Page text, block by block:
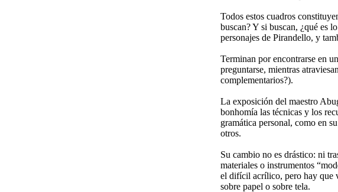
Todos estos cuadros
buscan? Y si buscan, ¿qué es
personajes de Pirandello, y
Terminan por encontrarse en
preguntarse, mientras
complementarios?).
La exposición del maestro
bonhomía las técnicas y los
gramática personal, como en
otros.
Su cambio no es drástico: ni
materiales o instrumentos
el difícil acrílico, pero hay que
sobre papel o sobre tela.